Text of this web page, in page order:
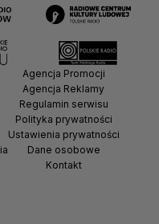
Agencja Promocji
Agencja Reklamy
Regulamin serwisu
Polityka prywatności
Ustawienia prywatności
Dane osobowe
Kontakt